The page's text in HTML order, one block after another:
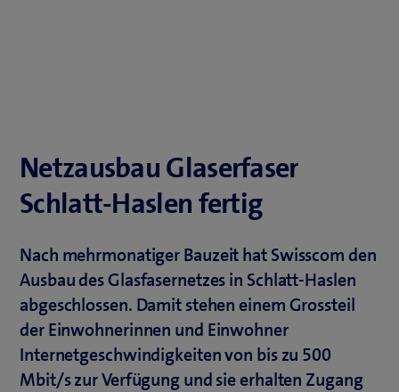
Netzausbau Glaserfaser
Schlatt-Haslen fertig
Nach mehrmonatiger Bauzeit hat Swisscom den
Ausbau des Glasfasernetzes in Schlatt-Haslen
abgeschlossen. Damit stehen einem Grossteil
der Einwohnerinnen und Einwohner
Internetgeschwindigkeiten von bis zu 500
Mbit/s zur Verfügung und sie erhalten Zugang